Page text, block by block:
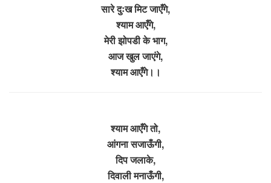
सारे दुःख मिट जाएँगे,
श्याम आएँगे,
मेरी झोपडी के भाग,
आज खुल जाएंगे,
श्याम आएँगे।।
श्याम आएँगे तो,
आंगना सजाऊँगी,
दिप जलाके,
दिवाली मनाऊँगी,